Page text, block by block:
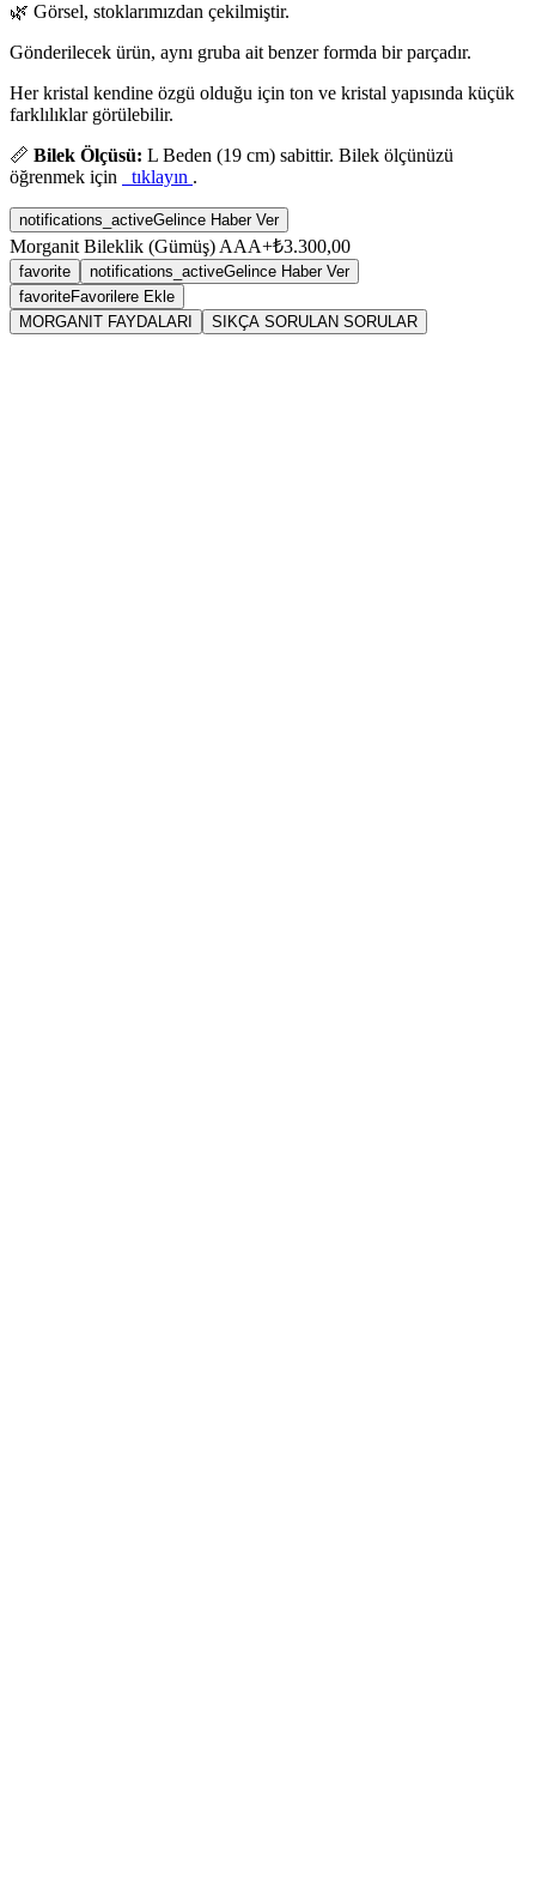
🌿 Görsel, stoklarımızdan çekilmiştir.
Gönderilecek ürün, aynı gruba ait benzer formda bir parçadır.
Her kristal kendine özgü olduğu için ton ve kristal yapısında küçük
farklılıklar görülebilir.
📏 Bilek Ölçüsü: L Beden (19 cm) sabittir. Bilek ölçünüzü
öğrenmek için
tıklayın .
notifications_activeGelince Haber Ver
Morganit Bileklik (Gümüş) AAA+₺3.300,00
favorite notifications_activeGelince Haber Ver
favoriteFavorilere Ekle
MORGANIT FAYDALARI
SIKÇA SORULAN SORULAR